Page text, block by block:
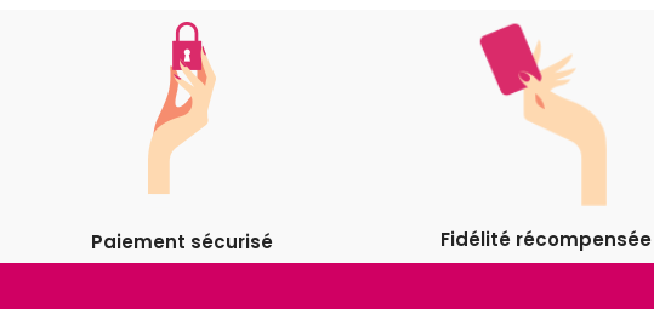
Paiement sécurisé Fidélité récompensée